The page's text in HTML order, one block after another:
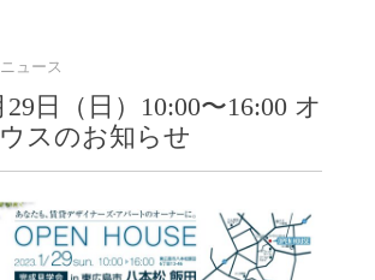
ニュース
29日（日）10:00〜16:00 オ
スのお知らせ